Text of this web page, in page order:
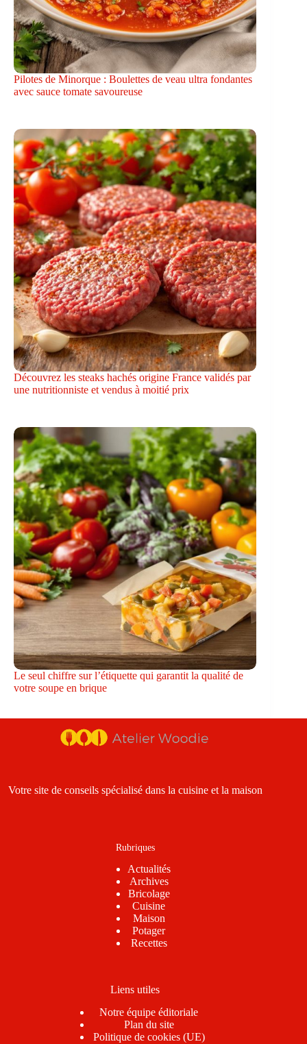
Pilotes de Minorque : Boulettes de veau ultra fondantes
avec sauce tomate savoureuse
Découvrez les steaks hachés origine France validés par
une nutritionniste et vendus à moitié prix
Le seul chiffre sur l’étiquette qui garantit la qualité de
votre soupe en brique
Votre site de conseils spécialisé dans la cuisine et la maison
Rubriques
Actualités
Archives
Bricolage
Cuisine
Maison
Potager
Recettes
Liens utiles
Notre équipe éditoriale
Plan du site
Politique de cookies (UE)